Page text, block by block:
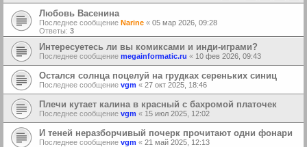
Любовь Васенина
Последнее сообщение Narine « 05 мар 2026, 09:28
Ответы: 3
Интересуетесь ли вы комиксами и инди-играми?
Последнее сообщение megainformatic.ru « 10 фев 2026, 09:43
Остался солнца поцелуй на грудках сереньких синиц
Последнее сообщение vgm « 27 окт 2025, 18:46
Плечи кутает калина в красный с бахромой платочек
Последнее сообщение vgm « 15 июл 2025, 12:02
И теней неразборчивый почерк прочитают одни фонари
Последнее сообщение vgm « 21 май 2025, 12:13